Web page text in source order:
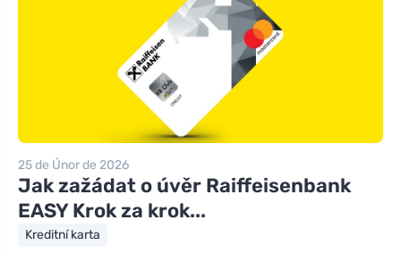
25 de Únor de 2026
Jak zažádat o úvěr Raiffeisenbank
EASY Krok za krok...
Kreditní karta